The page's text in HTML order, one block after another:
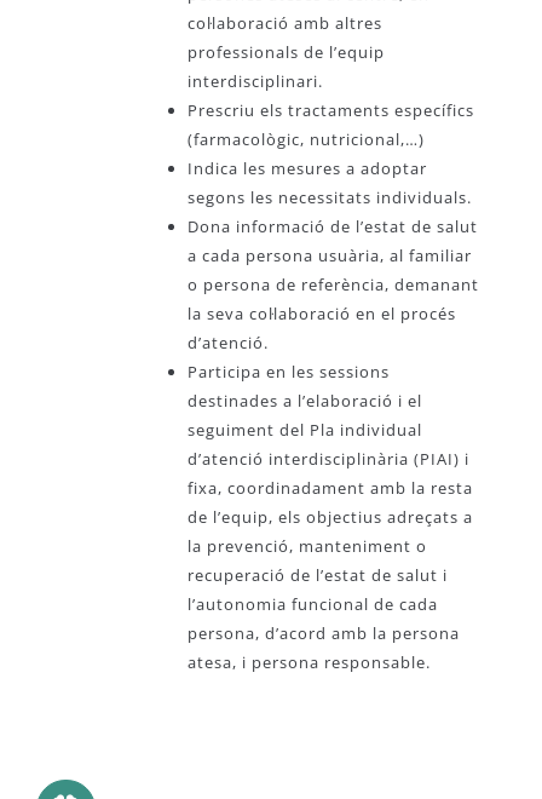
col·laboració amb altres
professionals de l’equip
interdisciplinari.
Prescriu els tractaments específics
(farmacològic, nutricional,…)
Indica les mesures a adoptar
segons les necessitats individuals.
Dona informació de l’estat de salut
a cada persona usuària, al familiar
o persona de referència, demanant
la seva col·laboració en el procés
d’atenció.
Participa en les sessions
destinades a l’elaboració i el
seguiment del Pla individual
d’atenció interdisciplinària (PIAI) i
fixa, coordinadament amb la resta
de l’equip, els objectius adreçats a
la prevenció, manteniment o
recuperació de l’estat de salut i
l’autonomia funcional de cada
persona, d’acord amb la persona
atesa, i persona responsable.